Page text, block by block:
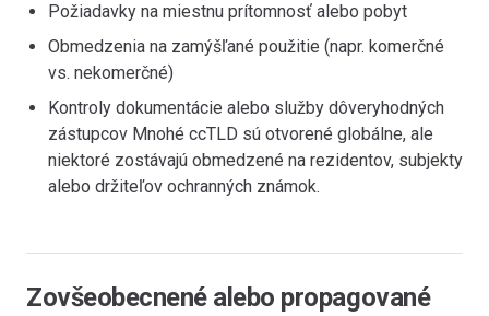
Požiadavky na miestnu prítomnosť alebo pobyt
Obmedzenia na zamýšľané použitie (napr. komerčné
vs. nekomerčné)
Kontroly dokumentácie alebo služby dôveryhodných
zástupcov Mnohé ccTLD sú otvorené globálne, ale
niektoré zostávajú obmedzené na rezidentov, subjekty
alebo držiteľov ochranných známok.
Zovšeobecnené alebo propagované